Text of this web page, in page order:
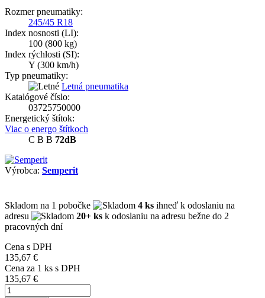
Rozmer pneumatiky:
245/45 R18
Index nosnosti (LI):
100 (800 kg)
Index rýchlosti (SI):
Y (300 km/h)
Typ pneumatiky:
Letná pneumatika
Katalógové číslo:
03725750000
Energetický štítok:
Viac o energo štítkoch
C B B 72dB
Výrobca: Semperit
Skladom na 1 pobočke 4 ks ihneď k odoslaniu na
adresu
20+ ks k odoslaniu na adresu bežne do 2
pracovných dní
Cena s DPH
135,67 €
Cena za 1 ks s DPH
135,67 €